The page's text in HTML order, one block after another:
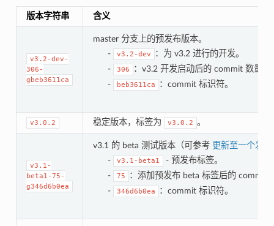
版本字符串 含义
v3.2-dev-
306-
gbeb3611ca
master 分支上的预发布版本。
-
v3.2-dev
：为 v3.2 进行的开发。
-
306
：v3.2 开发启动后的 commit 数量。
-
beb3611ca ：commit 标识符。
v3.0.2 稳定版本，标签为 v3.0.2 。
v3.1-
beta1-75-
g346d6b0ea
v3.1 的 beta 测试版本（可参考 更新至一个发
-
v3.1-beta1
- 预发布标签。
-
75
：添加预发布 beta 标签后的 commit
-
346d6b0ea ：commit 标识符。